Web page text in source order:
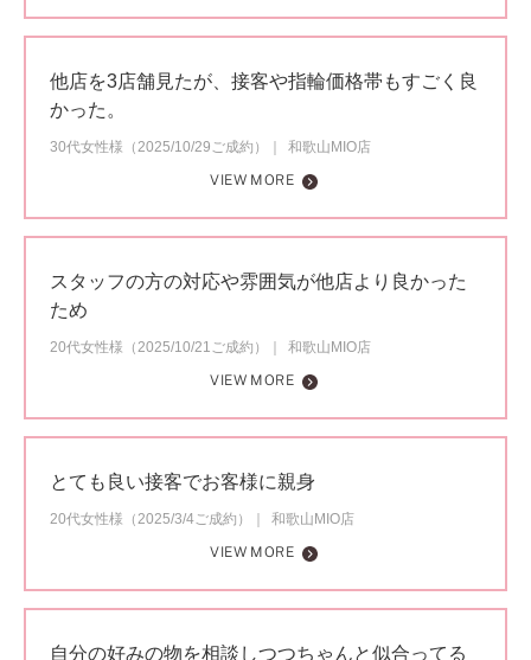
他店を3店舗見たが、接客や指輪価格帯もすごく良
かった。
30代女性様（2025/10/29ご成約）
和歌山MIO店
VIEW MORE
スタッフの方の対応や雰囲気が他店より良かった
ため
20代女性様（2025/10/21ご成約）
和歌山MIO店
VIEW MORE
とても良い接客でお客様に親身
20代女性様（2025/3/4ご成約）
和歌山MIO店
VIEW MORE
自分の好みの物を相談しつつちゃんと似合ってる